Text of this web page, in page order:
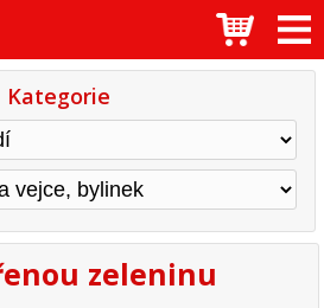
Kategorie
zeleninu